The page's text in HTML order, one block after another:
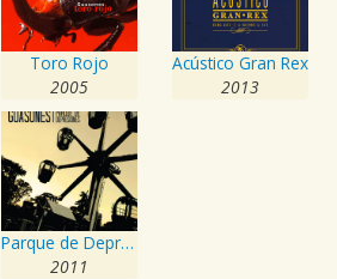
Toro Rojo
2005
Acústico Gran Rex
2013
Parque de Depresiones
2011